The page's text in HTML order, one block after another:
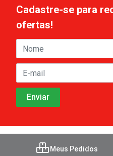
Cadastre-se para
ofertas!
Meus Pedidos